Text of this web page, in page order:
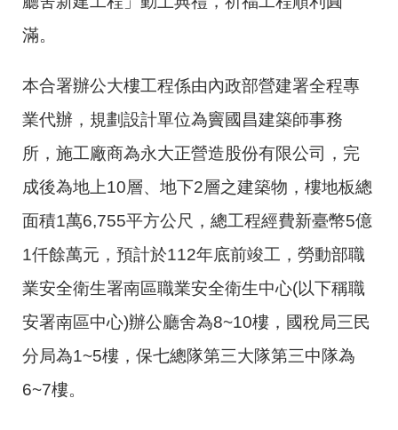
滿。
本合署辦公大樓工程係由內政部營建署全程專
業代辦，規劃設計單位為竇國昌建築師事務
所，施工廠商為永大正營造股份有限公司，完
成後為地上10層、地下2層之建築物，樓地板總
面積1萬6,755平方公尺，總工程經費新臺幣5億
1仟餘萬元，預計於112年底前竣工，勞動部職
業安全衛生署南區職業安全衛生中心(以下稱職
安署南區中心)辦公廳舍為8~10樓，國稅局三民
分局為1~5樓，保七總隊第三大隊第三中隊為
6~7樓。